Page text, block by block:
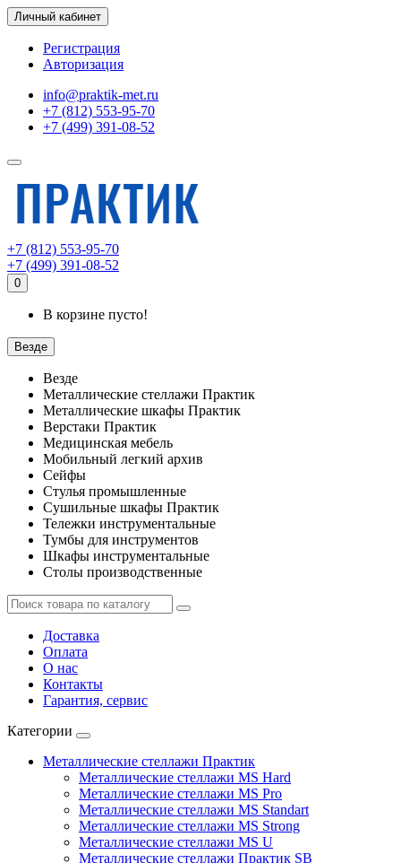
Личный кабинет
Регистрация
Авторизация
info@praktik-met.ru
+7 (812) 553-95-70
+7 (499) 391-08-52
+7 (812) 553-95-70
+7 (499) 391-08-52
0
В корзине пусто!
Везде
Везде
Металлические стеллажи Практик
Металлические шкафы Практик
Верстаки Практик
Медицинская мебель
Мобильный легкий архив
Сейфы
Стулья промышленные
Сушильные шкафы Практик
Тележки инструментальные
Тумбы для инструментов
Шкафы инструментальные
Столы производственные
Доставка
Оплата
О нас
Контакты
Гарантия, сервис
Категории
Металлические стеллажи Практик
Металлические стеллажи MS Hard
Металлические стеллажи MS Pro
Металлические стеллажи MS Standart
Металлические стеллажи MS Strong
Металлические стеллажи MS U
Металлические стеллажи Практик SB